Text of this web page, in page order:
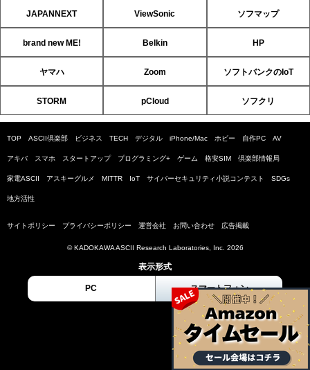
JAPANNEXT ViewSonic ソフマップ
brand new ME! Belkin HP
ヤマハ Zoom ソフトバンクのIoT
STORM pCloud ソフクリ
TOP ASCII倶楽部 ビジネス TECH デジタル iPhone/Mac ホビー 自作PC AV
アキバ スマホ スタートアップ プログラミング+ ゲーム 格安SIM 倶楽部情報局
家電ASCII アスキーグルメ MITTR IoT サイバーセキュリティ小説コンテスト SDGs
地方活性
サイトポリシー プライバシーポリシー 運営会社 お問い合わせ 広告掲載
© KADOKAWA ASCII Research Laboratories, Inc. 2026
表示形式
PC スマートフォン